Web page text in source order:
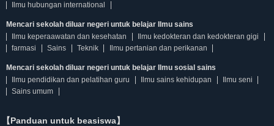
Ilmu hubungan international
Mencari sekolah diluar negeri untuk belajar Ilmu sains
Ilmu keperaawatan dan kesehatan
Ilmu kedokteran dan kedokteran gigi
farmasi
Sains Teknik Ilmu pertanian dan perikanan
Mencari sekolah diluar negeri untuk belajar Ilmu sosial sains
Ilmu pendidikan dan pelatihan guru
Ilmu sains kehidupan
Ilmu seni
Sains umum
【Panduan untuk beasiswa】